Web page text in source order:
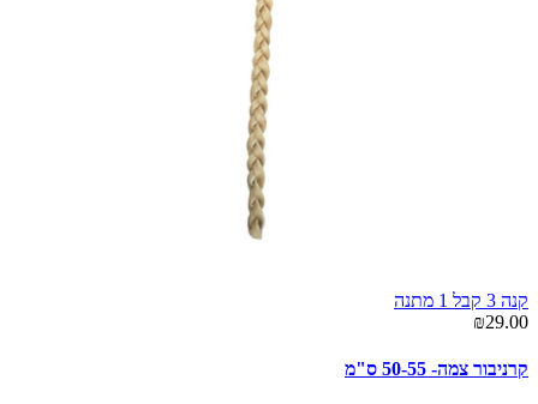
קנה 3 קבל 1 מתנה
₪29.00
קרניבור צמה- 50-55 ס"מ